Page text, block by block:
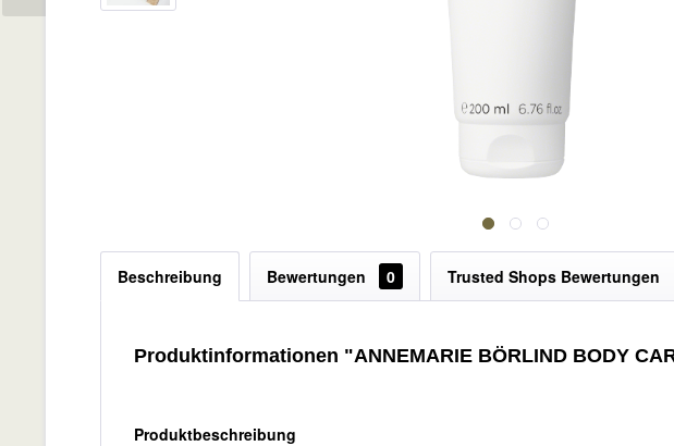
Beschreibung Bewertungen 0 Trusted Shops Bewertungen
Produktinformationen "ANNEMARIE BÖRLIND BODY
Produktbeschreibung